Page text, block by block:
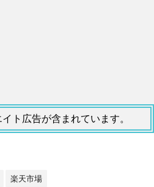
ト広告が含まれています。
楽天市場